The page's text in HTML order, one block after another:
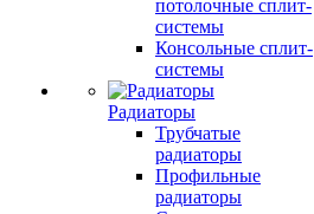
потолочные сплит-
системы
Консольные сплит-
системы
Радиаторы
Трубчатые
радиаторы
Профильные
радиаторы